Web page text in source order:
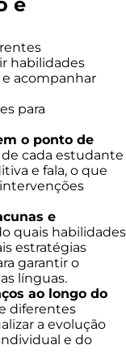
habilidades
acompanhar
para
o ponto de
cada estudante
e fala, o que
e
quais habilidades
estratégias
garantir o
línguas.
ao longo do
diferentes
a evolução
e do